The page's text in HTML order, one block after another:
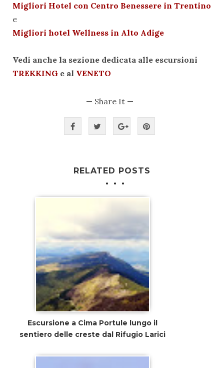
Migliori Hotel con Centro Benessere in Trentino
e
Migliori hotel Wellness in Alto Adige
Vedi anche la sezione dedicata alle escursioni
TREKKING e al VENETO
— Share It —
RELATED POSTS
Escursione a Cima Portule lungo il
sentiero delle creste dal Rifugio Larici